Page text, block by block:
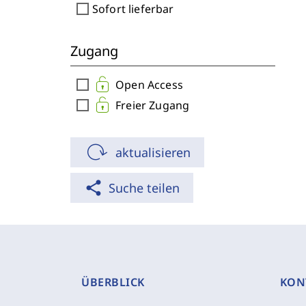
check_box_outline_blank Sofort lieferbar
Zugang
check_box_outline_blank Open Access
check_box_outline_blank Freier Zugang
aktualisieren
share Suche teilen
ÜBERBLICK